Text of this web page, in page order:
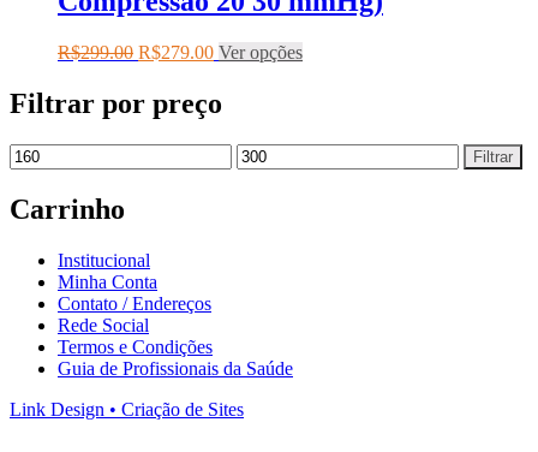
R$299.00 R$279.00 Ver opções
Filtrar por preço
Filtrar
Carrinho
Institucional
Minha Conta
Contato / Endereços
Rede Social
Termos e Condições
Guia de Profissionais da Saúde
Link Design • Criação de Sites